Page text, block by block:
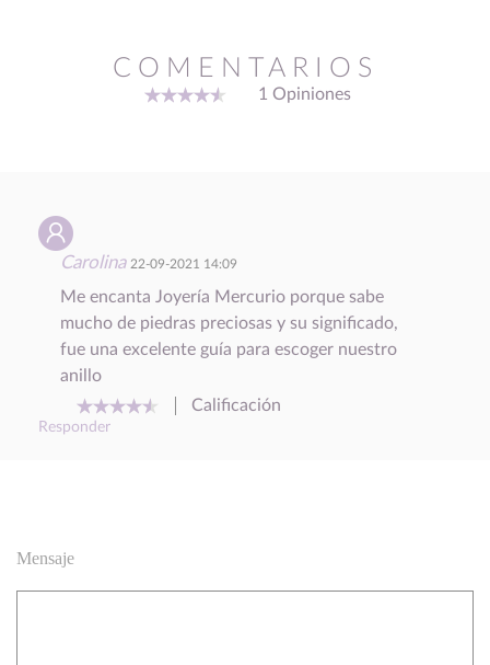
COMENTARIOS
1 Opiniones
Carolina 22-09-2021 14:09
Me encanta Joyería Mercurio porque sabe
mucho de piedras preciosas y su significado,
fue una excelente guía para escoger nuestro
anillo
Calificación
Responder
Mensaje